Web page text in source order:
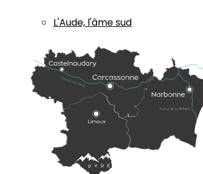
L'Aude, l'âme sud